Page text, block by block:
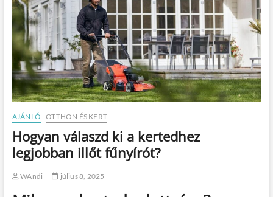
AJÁNLÓ OTTHON ÉS KERT
Hogyan válaszd ki a kertedhez
legjobban illőt fűnyírót?
WAndi július 8, 2025